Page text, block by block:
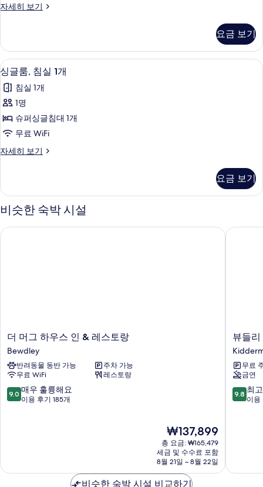
두
기
자세히 보기
더
세
히
보
기
요금 보기
싱
글
룸,
침
실
개
진
두
보
싱글룸, 침실 1개 | 다리미/다리미판, 무
1
싱글룸, 침실 1개
침실 1개
1명
슈퍼싱글침대 1개
무료 WiFi
자세히 보기
싱
실
1
개
세
요금 보기
비슷한 숙박 시설
더
머
그
하
우
스
인
더 머그 하우스 인 & 레스토랑
Bewdley
반려동물 동반 가능
주차 가능
무료 WiFi
레스토랑
10
점
우
9.0 매우 훌륭해요
이용 후기 185개
현
재
요
금
₩137,899
₩137,899
총 요금: ₩165,479
세금 및 수수료 포함
8월 21일 ~ 8월 22일
더 머그 하우스 인 & 레스토랑
뷰
들
리
힐
하
우
스
뷰들
무료
금연
10
점
고
9.8 최
이용
뷰들리
비슷한 숙박 시설 비교하기